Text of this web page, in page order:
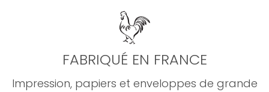
FABRIQUÉ EN FRANCE
Impression, papiers et enveloppes de grande